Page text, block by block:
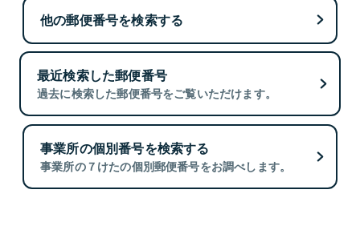
他の郵便番号を検索する
最近検索した郵便番号
過去に検索した郵便番号をご覧いただけます。
事業所の個別番号を検索する
事業所の７けたの個別郵便番号をお調べします。